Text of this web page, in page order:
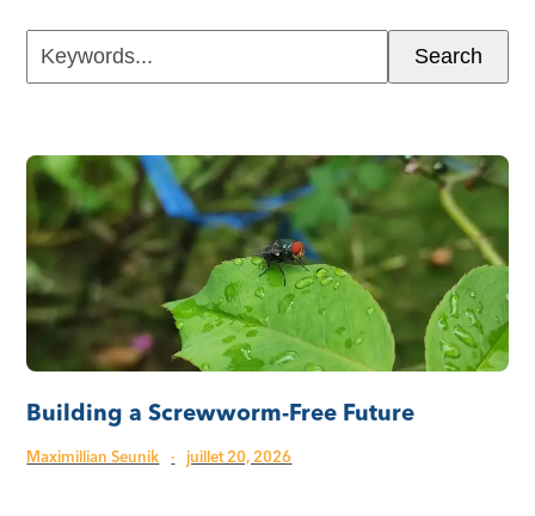
Keywords... Search
Building a Screwworm-Free Future
Maximillian Seunik · juillet 20, 2026